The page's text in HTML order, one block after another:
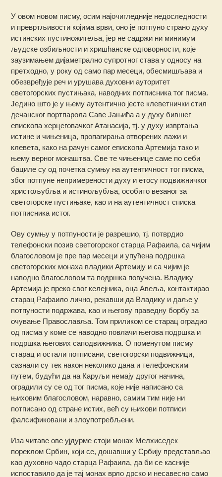
У овом новом писму, осим најочигледније недоследности
и превртљивости којима врви, оно је потпуно страно духу
истинских пустиножитеља, јер не садржи ни минимум
људске озбиљности и хришћанске одговорности, које
заузимањем дијаметрално супротног става у односу на
претходно, у року од само пар месеци, обесмишљава и
обезвређује реч и урушава духовни ауторитет
светогорских пустињака, наводних потписника тог писма.
Једино што је у њему аутентично јесте клеветнички стил
дечанског портпарола Саве Јањића а у духу бившег
епископа херцеговачког Атанасија, тј. у духу извртања
истине и чињеница, пропагирања отворених лажи и
клевета, како на рачун самог епископа Артемија тако и
њему верног монаштва. Све те чињенице саме по себи
бациле су од почетка сумњу на аутентичност тог писма,
због потпуне непримерености духу и етосу подвижничког
христољубља и истинољубља, особито везаног за
светогорске пустињаке, као и на аутентичност списка
потписника истог.
Ову сумњу у потпуности је разрешио, тј. потврдио
телефонски позив светогoрског старца Рафаила, са чијим
благословом је пре пар месеци и упућена подршка
светогорских монаха владики Артемију и са чијим је
наводно благословом та подршка повучена. Владику
Артемија је преко свог келејника, оца Авеља, контактирао
старац Рафаило лично, рекавши да Владику и даље у
потпуности подржава, као и његову праведну борбу за
очување Православља. Том приликом се старац оградио
од писма у коме се наводно повлачи његова подршка и
подршка његових саподвижника. О поменутом писму
старац и остали потписани, светогорски подвижници,
сазнали су тек након неколико дана и телефонским
путем, будући да на Каруљи немају другог начина,
оградили су се од тог писма, које није написано са
њиховим благословом, наравно, самим тим није ни
потписано од стране истих, већ су њихови потписи
фалсификовани и злоупотребљени.
Иза читаве ове ујдурме стоји монах Мелхиседек
пореклом Србин, који се, дошавши у Србију представљао
као духовно чадо старца Рафаила, да би се касније
испоставило да је тај монах врло дрско и несавесно само